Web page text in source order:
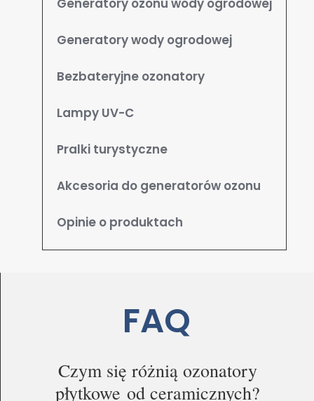
Generatory ozonu wody ogrodowej
Generatory wody ogrodowej
Bezbateryjne ozonatory
Lampy UV-C
Pralki turystyczne
Akcesoria do generatorów ozonu
Opinie o produktach
FAQ
Czym się różnią ozonatory
płytkowe od ceramicznych?
Zgoda na pliki cookie
Cookies to małe pliki danych, które są
przechowywane na Twoim urządzeniu podczas